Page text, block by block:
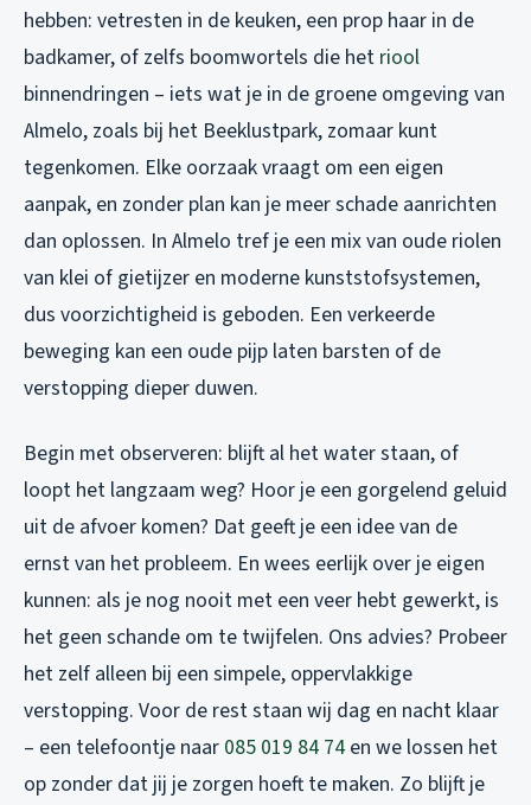
hebben: vetresten in de keuken, een prop haar in de
badkamer, of zelfs boomwortels die het riool
binnendringen – iets wat je in de groene omgeving van
Almelo, zoals bij het Beeklustpark, zomaar kunt
tegenkomen. Elke oorzaak vraagt om een eigen
aanpak, en zonder plan kan je meer schade aanrichten
dan oplossen. In Almelo tref je een mix van oude riolen
van klei of gietijzer en moderne kunststofsystemen,
dus voorzichtigheid is geboden. Een verkeerde
beweging kan een oude pijp laten barsten of de
verstopping dieper duwen.
Begin met observeren: blijft al het water staan, of
loopt het langzaam weg? Hoor je een gorgelend geluid
uit de afvoer komen? Dat geeft je een idee van de
ernst van het probleem. En wees eerlijk over je eigen
kunnen: als je nog nooit met een veer hebt gewerkt, is
het geen schande om te twijfelen. Ons advies? Probeer
het zelf alleen bij een simpele, oppervlakkige
verstopping. Voor de rest staan wij dag en nacht klaar
– een telefoontje naar 085 019 84 74 en we lossen het
op zonder dat jij je zorgen hoeft te maken. Zo blijft je